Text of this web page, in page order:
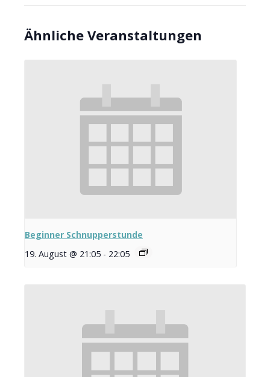
Ähnliche Veranstaltungen
Beginner Schnupperstunde
19. August @ 21:05 - 22:05